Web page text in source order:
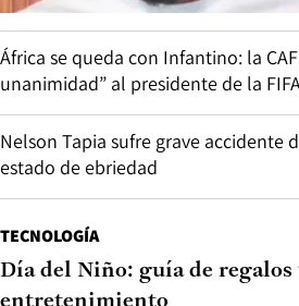
África se queda con Infantino: la
unanimidad” al presidente de la
Nelson Tapia sufre grave accidente
estado de ebriedad
TECNOLOGÍA
Día del Niño: guía de regalos
entretenimiento